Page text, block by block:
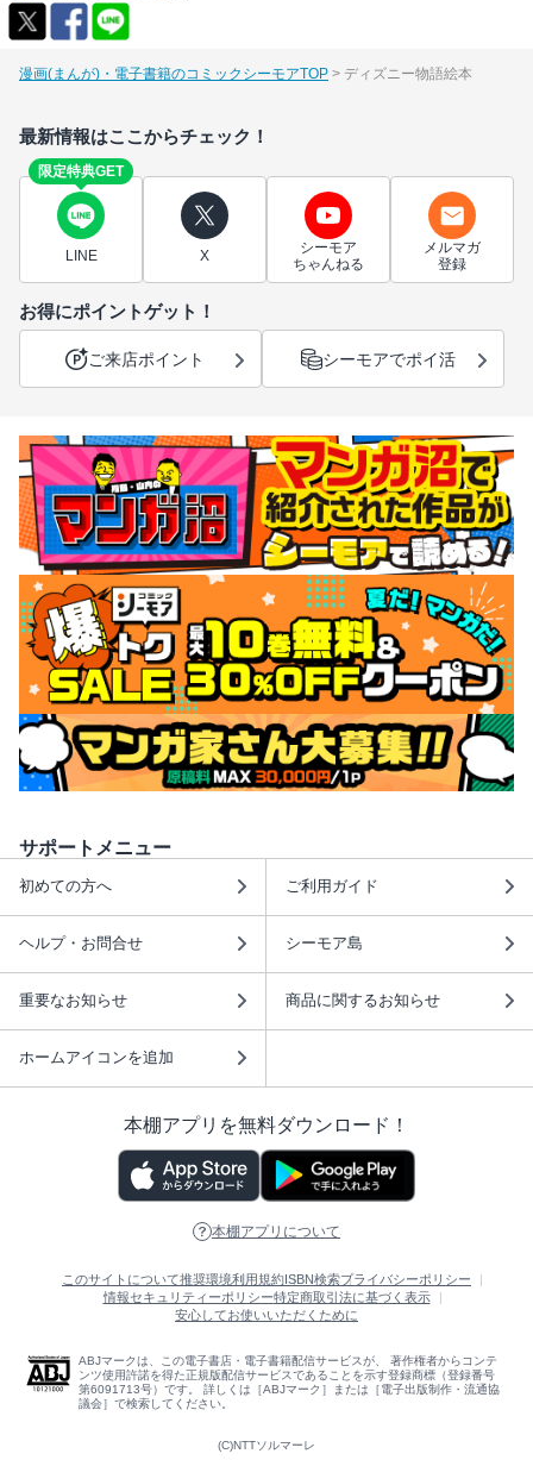
漫画(まんが)・電子書籍のコミックシーモアTOP ディズニー物語絵本
最新情報はここからチェック！
限定特典GET
LINE X
シーモア
ちゃんねる
メルマガ
登録
お得にポイントゲット！
ご来店ポイント シーモアでポイ活
サポートメニュー
初めての方へ ご利用ガイド
ヘルプ・お問合せ シーモア島
重要なお知らせ 商品に関するお知らせ
ホームアイコンを追加
本棚アプリを無料ダウンロード！
本棚アプリについて
このサイトについて推奨環境利用規約 ISBN検索プライバシーポリシー
情報セキュリティーポリシー特定商取引法に基づく表示
安心してお使いいただくために
ABJマークは、この電子書店・電子書籍配信サービスが、 著作権者からコンテ
ンツ使用許諾を得た正規版配信サービスであることを示す登録商標（登録番号
第6091713号）です。 詳しくは［ABJマーク］または［電子出版制作・流通協
議会］で検索してください。
(C)NTTソルマーレ